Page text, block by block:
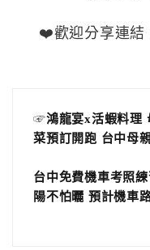
❤️歡迎分享連結
☞鴻龍宴x活蝦料理
菜預訂開跑 台中母
台中免費機車考照
陽不怕曬 預計機車